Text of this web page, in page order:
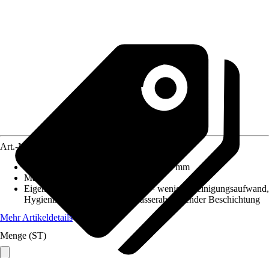
Art.-Nr.
590 mm x 410 mm x 2 mm
Material
Eigenschaft
Keine Fliesenfugen = weniger Reinigungsaufwand,
Hygienische Oberfläche mit wasserabweisender Beschichtung
Mehr Artikeldetails
Menge (ST)